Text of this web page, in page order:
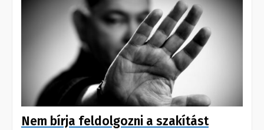
Nem bírja feldolgozni a szakítást